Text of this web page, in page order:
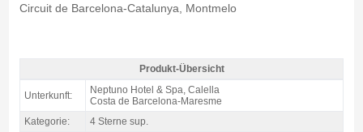
Circuit de Barcelona-Catalunya, Montmelo
Pack Costa motogp Katalonien, Hotel Neptuno 4* / 2 Nächte Z/F - Produkt-
Übersicht
Produkt-Übersicht
Unterkunft:
Neptuno Hotel & Spa, Calella
Costa de Barcelona-Maresme
Kategorie:
4 Sterne sup.